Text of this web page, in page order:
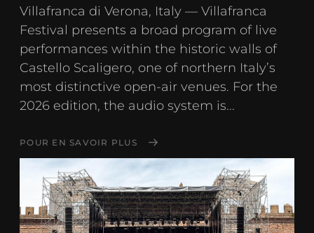
Villafranca di Verona, Italy — Villafranca
Festival presents a broad program of live
performances within the historic walls of
Castello Scaligero, one of northern Italy’s
most distinctive open-air venues. For the
2026 edition, the audio system is...
POUR EN SAVOIR PLUS